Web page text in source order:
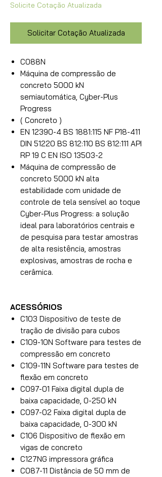
Solicite Cotação Atualizada
Solicitar Cotação Atualizada
C088N
Máquina de compressão de
concreto 5000 kN
semiautomática, Cyber-Plus
Progress
( Concreto )
EN 12390-4 BS 1881:115 NF P18-411
DIN 51220 BS 812:110 BS 812:111 API
RP 19 C EN ISO 13503-2
Máquina de compressão de
concreto 5000 kN alta
estabilidade com unidade de
controle de tela sensível ao toque
Cyber-Plus Progress: a solução
ideal para laboratórios centrais e
de pesquisa para testar amostras
de alta resistência, amostras
explosivas, amostras de rocha e
cerâmica.
ACESSÓRIOS
C103 Dispositivo de teste de
tração de divisão para cubos
C109-10N Software para testes de
compressão em concreto
C109-11N Software para testes de
flexão em concreto
C097-01 Faixa digital dupla de
baixa capacidade, 0-250 kN
C097-02 Faixa digital dupla de
baixa capacidade, 0-300 kN
C106 Dispositivo de flexão em
vigas de concreto
C127NG impressora gráfica
C087-11 Distância de 50 mm de